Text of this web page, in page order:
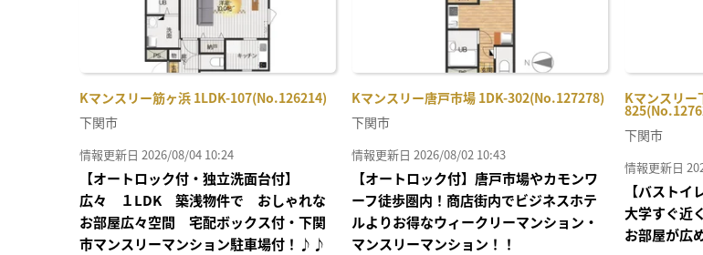
Kマンスリー筋ヶ浜 1LDK-107(No.126214)
下関市
情報更新日 2026/08/04 10:24
【オートロック付・独立洗面台付】
広々 １LDK 築浅物件で おしゃれな
お部屋広々空間 宅配ボックス付・下関
市マンスリーマンション駐車場付！♪♪
Kマンスリー唐戸市場 1DK-302(No.127278)
下関市
情報更新日 2026/08/02 10:43
【オートロック付】唐戸市場やカモンワ
ーフ徒歩圏内！商店街内でビジネスホテ
ルよりお得なウィークリーマンション・
マンスリーマンション！！
Kマンスリー
下関市
情報更新日
【バスト
大学すぐ近
お部屋が広